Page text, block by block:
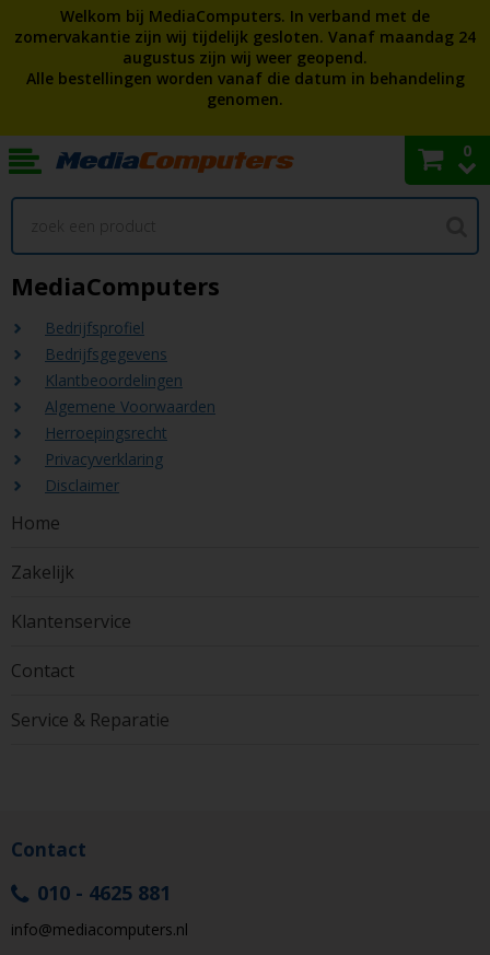
Welkom bij MediaComputers. In verband met de
zomervakantie zijn wij tijdelijk gesloten. Vanaf maandag 24
augustus zijn wij weer geopend.
Alle bestellingen worden vanaf die datum in behandeling
genomen.
0
MediaComputers
Bedrijfsprofiel
Bedrijfsgegevens
Klantbeoordelingen
Algemene Voorwaarden
Herroepingsrecht
Privacyverklaring
Disclaimer
Home
Zakelijk
Klantenservice
Contact
Service & Reparatie
Contact
010 - 4625 881
info@mediacomputers.nl